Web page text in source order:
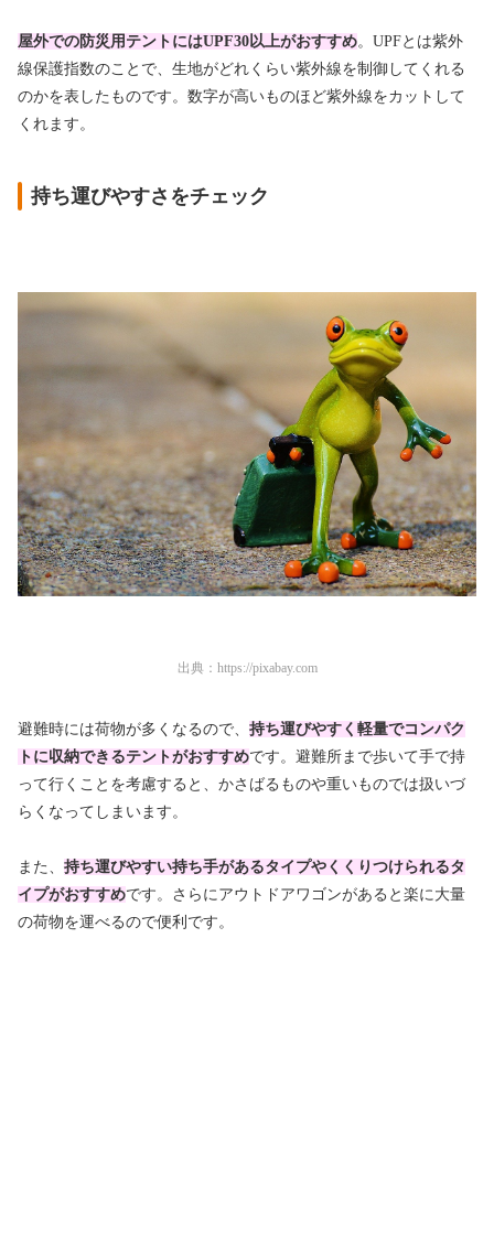
屋外での防災用テントにはUPF30以上がおすすめ。UPFとは紫外
線保護指数のことで、生地がどれくらい紫外線を制御してくれる
のかを表したものです。数字が高いものほど紫外線をカットして
くれます。
持ち運びやすさをチェック
出典： https://pixabay.com
避難時には荷物が多くなるので、 持ち運びやすく軽量でコンパク
トに収納できるテントがおすすめです。避難所まで歩いて手で持
って行くことを考慮すると、かさばるものや重いものでは扱いづ
らくなってしまいます。
また、 持ち運びやすい持ち手があるタイプやくくりつけられるタ
イプがおすすめです。さらにアウトドアワゴンがあると楽に大量
の荷物を運べるので便利です。